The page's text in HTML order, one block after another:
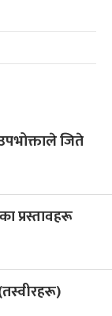
जिते
प्रस्तावहरू